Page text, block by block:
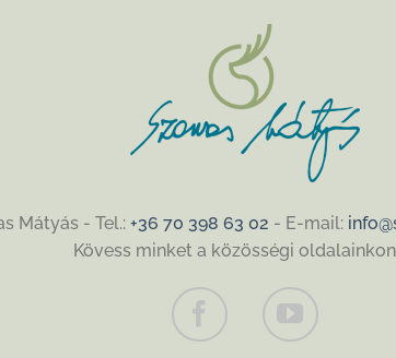
Mátyás - Tel.: +36 70 398 63 02 - E-mail:
Kövess minket a közösségi